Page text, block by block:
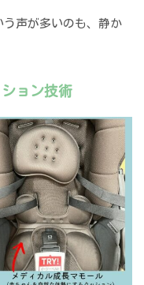
う声が多いのも、静か
ョン技術